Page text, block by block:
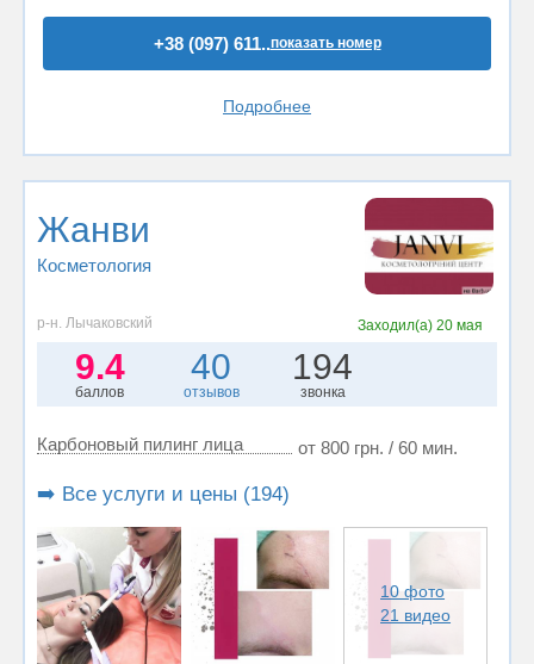
+38 (097) 611..показать номер
Подробнее
Жанви
Косметология
р-н. Лычаковский Заходил(а)20 мая
9.4
баллов
40
отзывов
194
звонка
Карбоновый пилинг лица от 800 грн. / 60 мин.
➡️ Все услуги и цены (194)
10 фото
21 видео